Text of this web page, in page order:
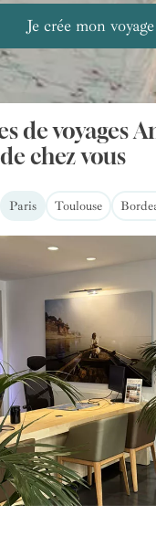
de voyages
chez vous
Paris Toulouse